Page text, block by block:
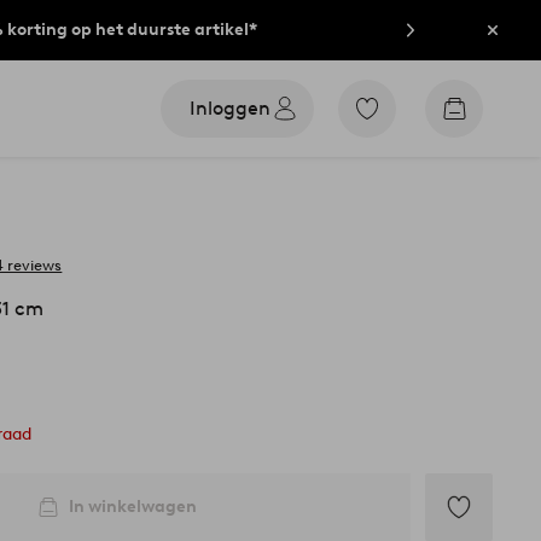
korting op het duurste artikel*
Inloggen
Ga
Go
reviews
cm
In winkelwagen